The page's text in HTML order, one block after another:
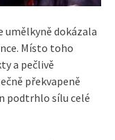
umělkyně dokázala
Místo toho
a pečlivě
překvapeně
podtrhlo sílu celé